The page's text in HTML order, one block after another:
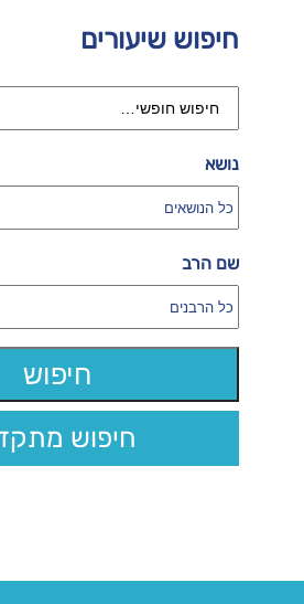
חיפוש שיעורים
נושא
שם הרב
חיפוש